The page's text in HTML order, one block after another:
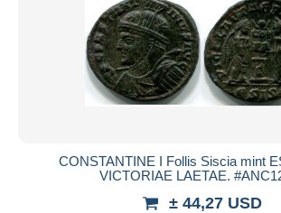
CONSTANTINE I Follis Siscia mint
VICTORIAE LAETAE.
± 44,27 USD